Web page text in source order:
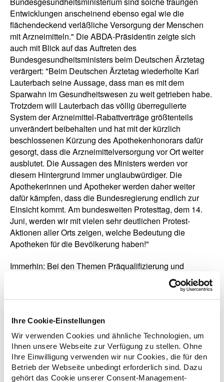
Ihre Cookie-Einstellungen
Wir verwenden Cookies und ähnliche Technologien, um
Ihnen unsere Webseite zur Verfügung zu stellen. Ohne
Ihre Einwilligung verwenden wir nur Cookies, die für den
Betrieb der Webseite unbedingt erforderlich sind. Dazu
gehört das Cookie unserer Consent-Management-
Entwicklungen anscheinend ebenso egal wie die
flächendeckend verläßliche Versorgung der Menschen
mit Arzneimitteln." Die ABDA-Präsidentin zeigte sich
auch mit Blick auf das Auftreten des
Bundesgesundheitsministers beim Deutschen Ärztetag
verärgert: "Beim Deutschen Ärztetag wiederholte Karl
Lauterbach seine Aussage, dass man es mit dem
Sparwahn im Gesundheitswesen zu weit getrieben habe.
Trotzdem will Lauterbach das völlig überregulierte
System der Arzneimittel-Rabattverträge größtenteils
unverändert beibehalten und hat mit der kürzlich
beschlossenen Kürzung des Apothekenhonorars dafür
gesorgt, dass die Arzneimittelversorgung vor Ort weiter
ausblutet. Die Aussagen des Ministers werden vor
diesem Hintergrund immer unglaubwürdiger. Die
Apothekerinnen und Apotheker werden daher weiter
dafür kämpfen, dass die Bundesregierung endlich zur
Einsicht kommt. Am bundesweiten Protesttag, dem 14.
Juni, werden wir mit vielen sehr deutlichen Protest-
Aktionen aller Orts zeigen, welche Bedeutung die
Apotheken für die Bevölkerung haben!"
Immerhin: Bei den Themen Präqualifizierung und
Nullretaxationen will die Bundesregierung die vom
Bundesrat gewünschte Entbürokratisierung für
Apotheken zumindest prüfen. "Die Apothekenteams
noch Arzneimittel für die Patientinnen und Patienten zu
beschaffen. Dass sie dann zusätzlich noch durch
Bürokratie-Monster wie die Präqualifizierung und
existenziell bedrohende Honorar-Streichungen der
Krankenkassen belastet werden, ist blanker Hohn.